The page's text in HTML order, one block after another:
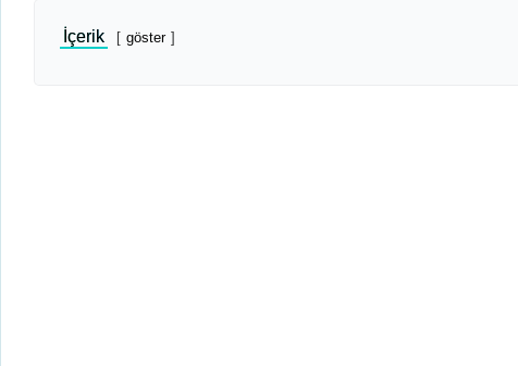
İçerik göster